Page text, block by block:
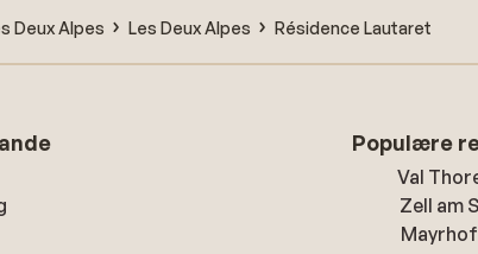
Deux Alpes Les Deux Alpes Résidence Lautaret
Populære
Val
Zell am